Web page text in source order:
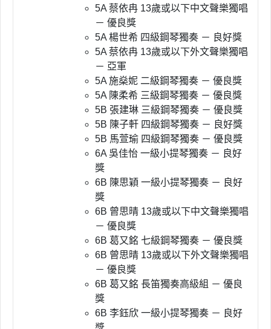
5A 蔡依冉 13歲或以下中文聲樂獨唱
－ 優良獎
5A 楊世希 四級鋼琴獨奏 － 良好獎
5A 蔡依冉 13歲或以下外文聲樂獨唱
－ 亞軍
5A 施燊妮 二級鋼琴獨奏 － 優良獎
5A 陳柔希 三級鋼琴獨奏 － 優良獎
5B 張建琳 三級鋼琴獨奏 － 優良獎
5B 陳子軒 四級鋼琴獨奏 － 良好獎
5B 馬萱瑜 四級鋼琴獨奏 － 優良獎
6A 吳佳怡 一級小提琴獨奏 － 良好
獎
6B 陳思穎 一級小提琴獨奏 － 良好
獎
6B 曾思晴 13歲或以下中文聲樂獨唱
－ 優良獎
6B 葛又銘 七級鋼琴獨奏 － 優良獎
6B 曾思晴 13歲或以下外文聲樂獨唱
－ 優良獎
6B 葛又銘 長笛獨奏高級組 － 優良
獎
6B 李鈺欣 一級小提琴獨奏 － 良好